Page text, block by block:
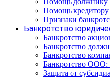
Помощь должнику
Помощь кредитору
Признаки
Банкротство
Банкротство
Банкротство
Банкротство
Банкротство ООО:
Защита от